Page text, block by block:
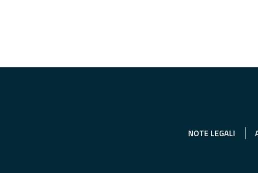
NOTE LEGALI